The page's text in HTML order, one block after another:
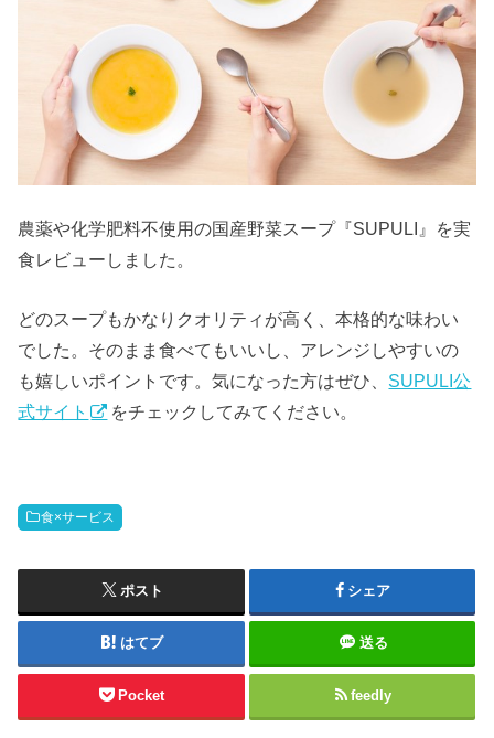
農薬や化学肥料不使用の国産野菜スープ『SUPULI』を実
食レビューしました。
どのスープもかなりクオリティが高く、本格的な味わい
でした。そのまま食べてもいいし、アレンジしやすいの
も嬉しいポイントです。気になった方はぜひ、 SUPULI公
式サイト
をチェックしてみてください。
食×サービス
ポスト シェア
はてブ 送る
Pocket feedly